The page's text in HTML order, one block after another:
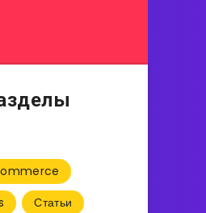
Статьи